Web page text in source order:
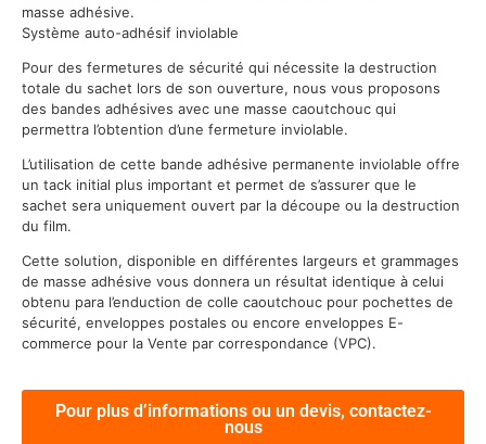
masse adhésive.
Système auto-adhésif inviolable
Pour des fermetures de sécurité qui nécessite la destruction
totale du sachet lors de son ouverture, nous vous proposons
des bandes adhésives avec une masse caoutchouc qui
permettra l’obtention d’une fermeture inviolable.
L’utilisation de cette bande adhésive permanente inviolable offre
un tack initial plus important et permet de s’assurer que le
sachet sera uniquement ouvert par la découpe ou la destruction
du film.
Cette solution, disponible en différentes largeurs et grammages
de masse adhésive vous donnera un résultat identique à celui
obtenu para l’enduction de colle caoutchouc pour pochettes de
sécurité, enveloppes postales ou encore enveloppes E-
commerce pour la Vente par correspondance (VPC).
Pour plus d’informations ou un devis, contactez-
nous